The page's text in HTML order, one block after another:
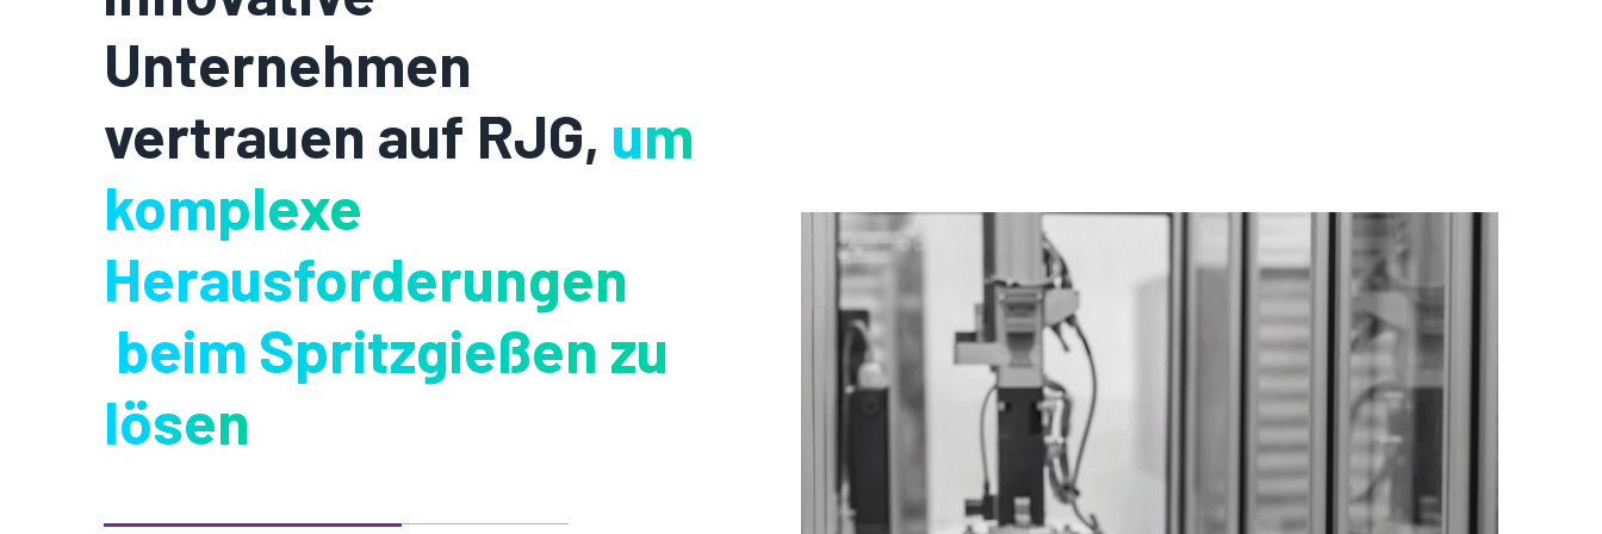
Unternehmen
vertrauen auf RJG, um
komplexe
Herausforderungen
beim Spritzgießen zu
lösen